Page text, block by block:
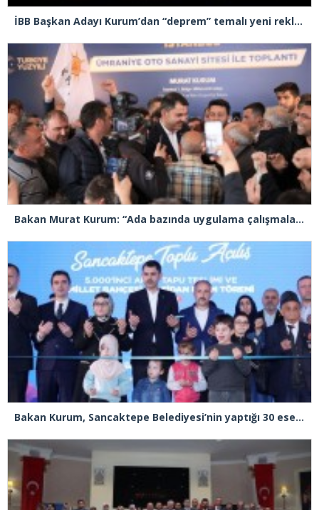
İBB Başkan Adayı Kurum’dan “deprem” temalı yeni reklam filmi
Bakan Murat Kurum: “Ada bazında uygulama çalışmalarına başladık”
Bakan Kurum, Sancaktepe Belediyesi’nin yaptığı 30 eserin açılışını yaptı